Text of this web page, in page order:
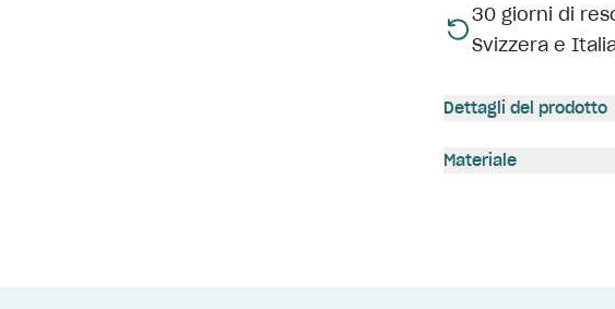
30 giorni di
Svizzera e
Dettagli del prodotto
Materiale